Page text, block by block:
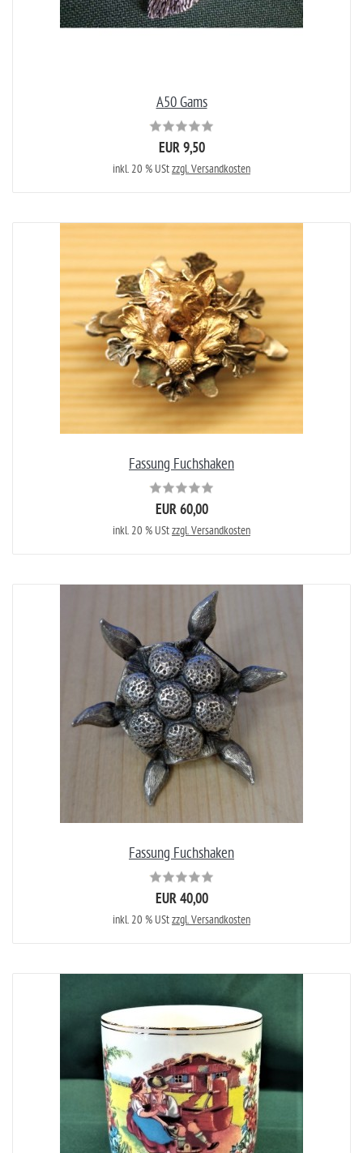
A50 Gams
EUR 9,50
inkl. 20 % UStzzgl. Versandkosten
Fassung Fuchshaken
EUR 60,00
inkl. 20 % UStzzgl. Versandkosten
Fassung Fuchshaken
EUR 40,00
inkl. 20 % UStzzgl. Versandkosten